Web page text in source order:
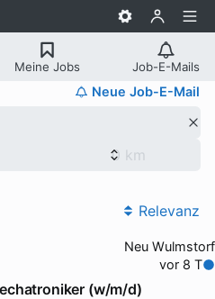
Meine Jobs Job-E-Mails
Neue Job-E-Mail
Relevanz
Neu Wulmstorf
vor 8 T
(w/m/d)